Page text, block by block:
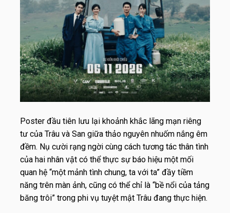
Poster đầu tiên lưu lại khoảnh khắc lãng mạn riêng
tư của Trâu và San giữa thảo nguyên nhuốm nắng êm
đềm. Nụ cười rạng ngời cùng cách tương tác thân tình
của hai nhân vật có thể thực sự báo hiệu một mối
quan hệ “một mảnh tình chung, ta với ta” đầy tiềm
năng trên màn ảnh, cũng có thể chỉ là “bề nổi của tảng
băng trôi” trong phi vụ tuyệt mật Trâu đang thực hiện.